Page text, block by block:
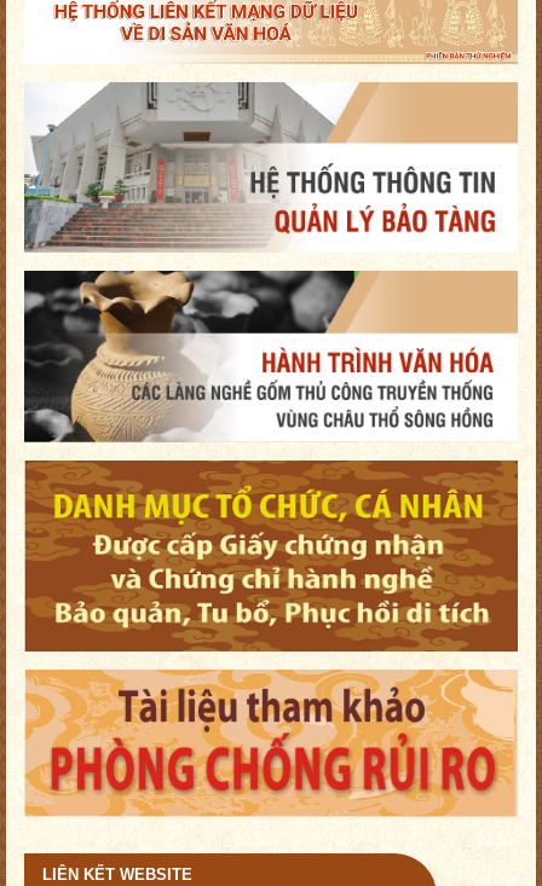
LIÊN KẾT WEBSITE